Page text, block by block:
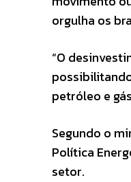
orgulha os
“O
petróleo e
Segundo o
Política
setor.